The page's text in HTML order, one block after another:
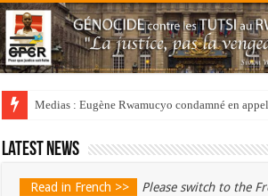
Medias : Eugène Rwamucyo condamné en
Latest news
Read in French >>
Please switch to the